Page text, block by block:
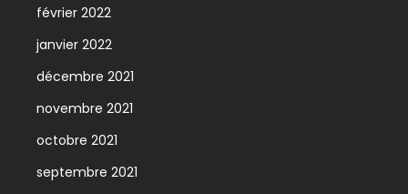
février 2022
janvier 2022
décembre 2021
novembre 2021
octobre 2021
septembre 2021